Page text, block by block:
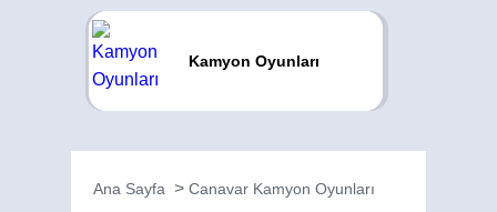
Kamyon Oyunları
Ana Sayfa Canavar Kamyon Oyunları